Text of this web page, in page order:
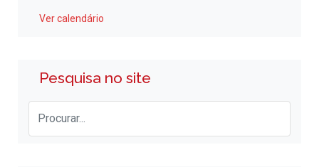
Ver calendário
Pesquisa no site